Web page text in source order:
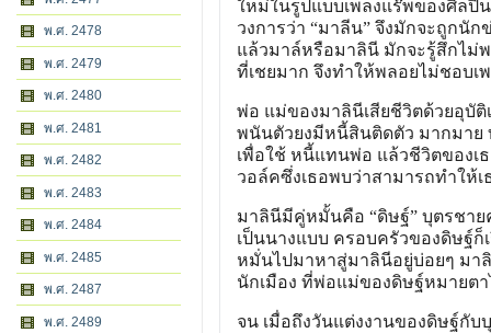
พ.ศ. 2478
พ.ศ. 2479
พ.ศ. 2480
พ.ศ. 2481
พ.ศ. 2482
พ.ศ. 2483
พ.ศ. 2484
พ.ศ. 2485
พ.ศ. 2487
พ.ศ. 2489
ใหม่ในรูปแบบเพลงแร๊พของศิลปิ
วงการว่า “มาลีน” จึงมักจะถูกนัก
แล้วมาล์หรือมาลินี มักจะรู้สึกไม่พ
ที่เชยมาก จึงทำให้พลอยไม่ชอบเ
พ่อ แม่ของมาลินีเสียชีวิตด้วยอุบัติ
พนันตัวยงมีหนี้สินติดตัว มากมาย
เพื่อใช้ หนี้แทนพ่อ แล้วชีวิตของเ
วอล์คซึ่งเธอพบว่าสามารถทำให้
มาลินีมีคู่หมั้นคือ “ดิษฐ์” บุตรชาย
เป็นนางแบบ ครอบครัวของดิษฐ์ก็
หมั่นไปมาหาสู่มาลินีอยู่บ่อยๆ มา
นักเมือง ที่พ่อแม่ของดิษฐ์หมายต
จน เมื่อถึงวันแต่งงานของดิษฐ์กั